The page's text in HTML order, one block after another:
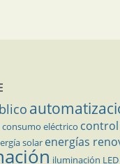
consumo eléctrico control
solar energías
iluminación LED